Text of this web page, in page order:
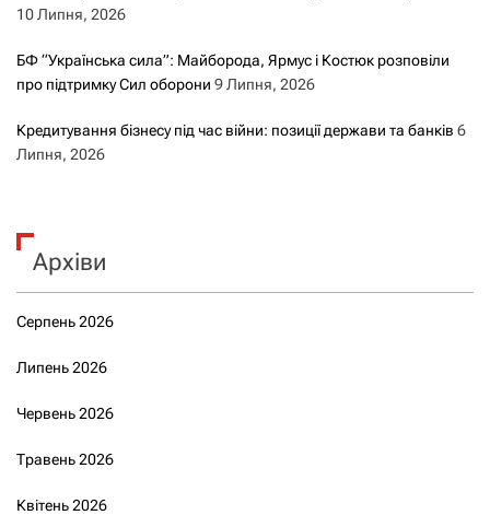
10 Липня, 2026
БФ “Українська сила”: Майборода, Ярмус і Костюк розповіли
про підтримку Сил оборони 9 Липня, 2026
Кредитування бізнесу під час війни: позиції держави та банків 6
Липня, 2026
Архіви
Серпень 2026
Липень 2026
Червень 2026
Травень 2026
Квітень 2026